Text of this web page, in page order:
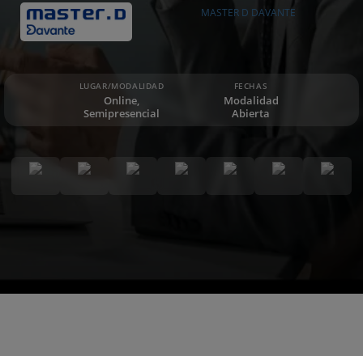
MASTER D DAVANTE
LUGAR/MODALIDAD
Online,
Semipresencial
FECHAS
Modalidad
Abierta